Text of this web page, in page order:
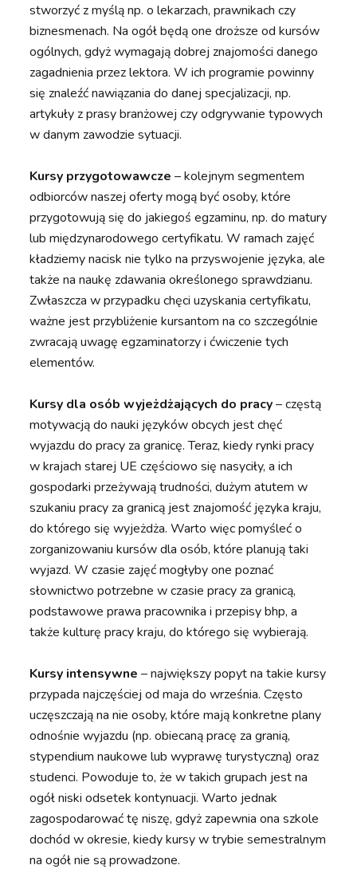
stworzyć z myślą np. o lekarzach, prawnikach czy
biznesmenach. Na ogół będą one droższe od kursów
ogólnych, gdyż wymagają dobrej znajomości danego
zagadnienia przez lektora. W ich programie powinny
się znaleźć nawiązania do danej specjalizacji, np.
artykuły z prasy branżowej czy odgrywanie typowych
w danym zawodzie sytuacji.
Kursy przygotowawcze – kolejnym segmentem
odbiorców naszej oferty mogą być osoby, które
przygotowują się do jakiegoś egzaminu, np. do matury
lub międzynarodowego certyfikatu. W ramach zajęć
kładziemy nacisk nie tylko na przyswojenie języka, ale
także na naukę zdawania określonego sprawdzianu.
Zwłaszcza w przypadku chęci uzyskania certyfikatu,
ważne jest przybliżenie kursantom na co szczególnie
zwracają uwagę egzaminatorzy i ćwiczenie tych
elementów.
Kursy dla osób wyjeżdżających do pracy– częstą
motywacją do nauki języków obcych jest chęć
wyjazdu do pracy za granicę. Teraz, kiedy rynki pracy
w krajach starej UE częściowo się nasyciły, a ich
gospodarki przeżywają trudności, dużym atutem w
szukaniu pracy za granicą jest znajomość języka kraju,
do którego się wyjeżdża. Warto więc pomyśleć o
zorganizowaniu kursów dla osób, które planują taki
wyjazd. W czasie zajęć mogłyby one poznać
słownictwo potrzebne w czasie pracy za granicą,
podstawowe prawa pracownika i przepisy bhp, a
także kulturę pracy kraju, do którego się wybierają.
Kursy intensywne – największy popyt na takie kursy
przypada najczęściej od maja do września. Często
uczęszczają na nie osoby, które mają konkretne plany
odnośnie wyjazdu (np. obiecaną pracę za granią,
stypendium naukowe lub wyprawę turystyczną) oraz
studenci. Powoduje to, że w takich grupach jest na
ogół niski odsetek kontynuacji. Warto jednak
zagospodarować tę niszę, gdyż zapewnia ona szkole
dochód w okresie, kiedy kursy w trybie semestralnym
na ogół nie są prowadzone.